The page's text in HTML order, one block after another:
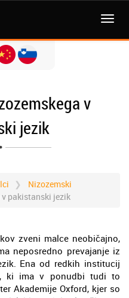
MENI
v
jezik
Nizozemski
pakistanski jezik
zveni malce neobičajno,
neposredno prevajanje iz
Ena od redkih institucij
ki ima v ponudbi tudi to
Akademije Oxford, kjer so